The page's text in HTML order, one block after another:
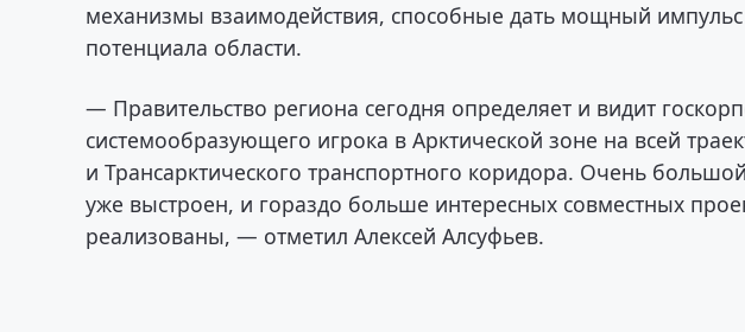
механизмы взаимодействия, способные дать мощный импульс
потенциала области.
— Правительство региона сегодня определяет и видит
системообразующего игрока в Арктической зоне на всей
и Трансарктического транспортного коридора. Очень
уже выстроен, и гораздо больше интересных совместных
реализованы, — отметил Алексей Алсуфьев.